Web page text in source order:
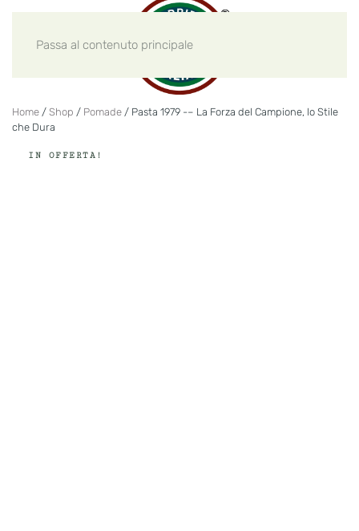
Passa al contenuto principale
Home / Shop / Pomade / Pasta 1979 -– La Forza del Campione, lo Stile
che Dura
IN OFFERTA!